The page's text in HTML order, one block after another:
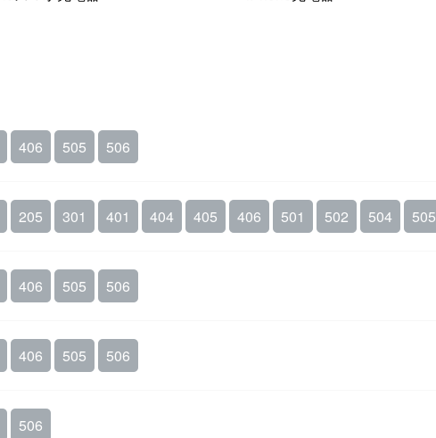
406 505 506
205 301 401 404 405 406 501 502 504 505
406 505 506
406 505 506
506